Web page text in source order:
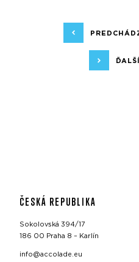
ČESKÁ REPUBLIKA
Sokolovská 394/17
186 00 Praha 8 – Karlín
info@accolade.eu